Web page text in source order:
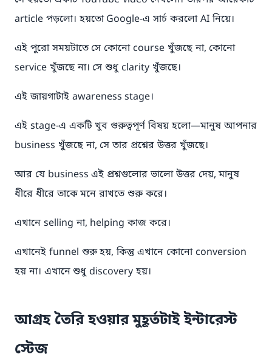
article পড়লো। হয়তো Google-এ সার্চ করলো AI নিয়ে।
এই পুরো সময়টাতে সে কোনো course খুঁজছে না, কোনো
service খুঁজছে না। সে শুধু clarity খুঁজছে।
এই জায়গাটাই awareness stage।
এই stage-এ একটি খুব গুরুত্বপূর্ণ বিষয় হলো—মানুষ আপনার
business খুঁজছে না, সে তার প্রশ্নের উত্তর খুঁজছে।
আর যে business এই প্রশ্নগুলোর ভালো উত্তর দেয়, মানুষ
ধীরে ধীরে তাকে মনে রাখতে শুরু করে।
এখানে selling না, helping কাজ করে।
এখানেই funnel শুরু হয়, কিন্তু এখানে কোনো conversion
হয় না। এখানে শুধু discovery হয়।
আগ্রহ তৈরি হওয়ার মুহূর্তটাই ইন্টারেস্ট
স্টেজ